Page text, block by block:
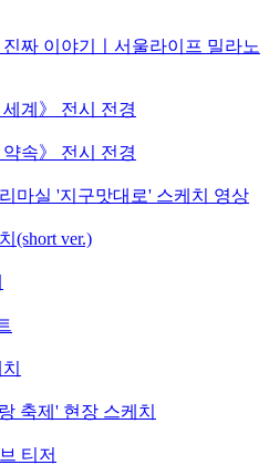
짜 이야기ㅣ서울라이프 밀라노
세계》 전시 전경
약속》 전시 전경
마실 '지구맛대로' 스케치 영상
(short ver.)
축제' 현장 스케치
티저